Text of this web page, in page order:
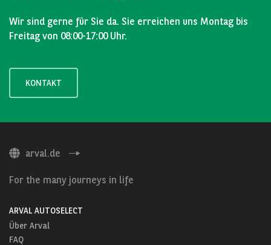
Wir sind gerne für Sie da. Sie erreichen uns Montag bis
Freitag von 08:00-17:00 Uhr.
KONTAKT
arval.de
For the many journeys in life
ARVAL AUTOSELECT
Über Arval
FAQ